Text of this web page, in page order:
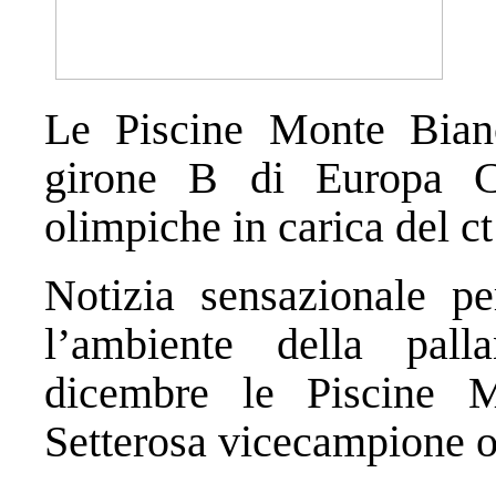
Le Piscine Monte
girone B di Europa
olimpiche in carica del
Notizia sensazionale
l’ambiente della
dicembre le Piscine
Setterosa vicecampione